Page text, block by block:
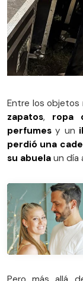
Entre los objetos
zapatos, ropa
perfumesy un
perdió una
su abuela un día